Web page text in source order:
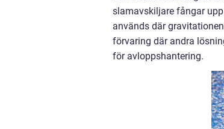
slamavskiljare fångar
används där
förvaring där andra
för avloppshantering.